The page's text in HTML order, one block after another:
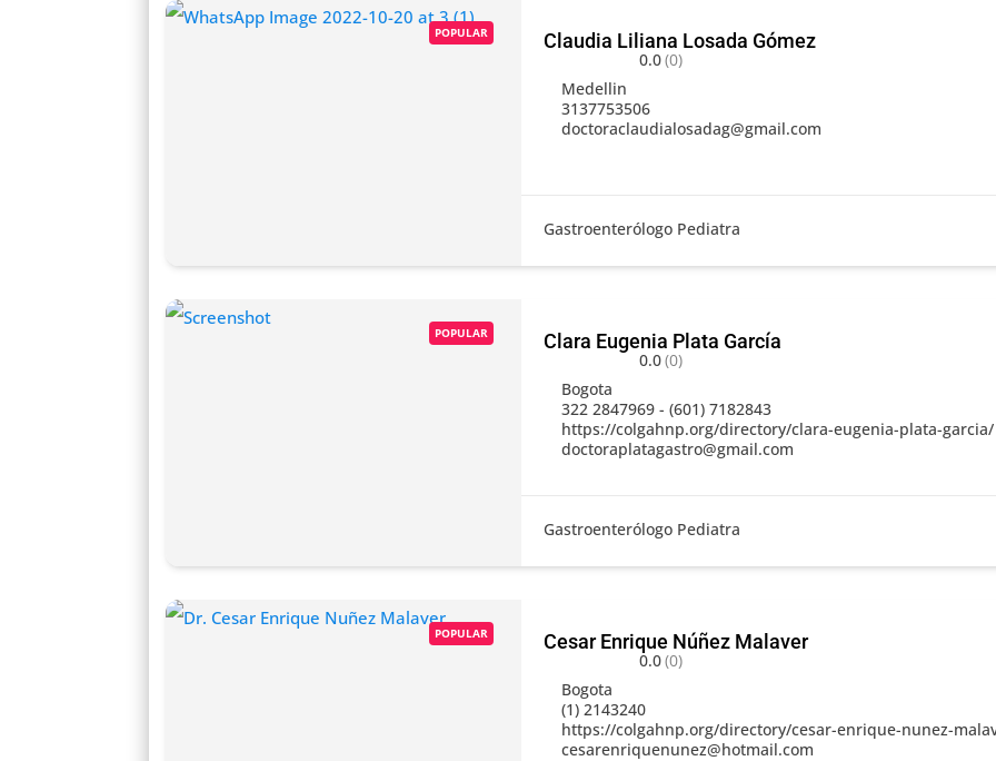
POPULAR Claudia Liliana Losada Gómez
0.0(0)
Medellin
3137753506
doctoraclaudialosadag@gmail.com
Gastroenterólogo Pediatra
POPULAR Clara Eugenia Plata García
0.0(0)
Bogota
322 2847969 - (601) 7182843
https://colgahnp.org/directory/clara-eugenia-plata-garcia/
doctoraplatagastro@gmail.com
Gastroenterólogo Pediatra
POPULAR Cesar Enrique Núñez Malaver
0.0(0)
Bogota
(1) 2143240
https://colgahnp.org/directory/cesar-enrique-nunez-
cesarenriquenunez@hotmail.com